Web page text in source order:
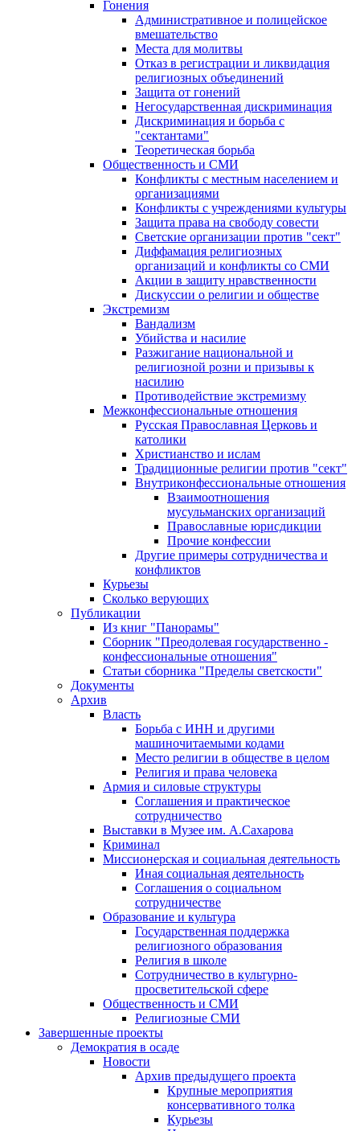
Гонения
Административное и полицейское
вмешательство
Места для молитвы
Отказ в регистрации и ликвидация
религиозных объединений
Защита от гонений
Негосударственная дискриминация
Дискриминация и борьба с
"сектантами"
Теоретическая борьба
Общественность и СМИ
Конфликты с местным населением и
организациями
Конфликты с учреждениями культуры
Защита права на свободу совести
Светские организации против "сект"
Диффамация религиозных
организаций и конфликты со СМИ
Акции в защиту нравственности
Дискуссии о религии и обществе
Экстремизм
Вандализм
Убийства и насилие
Разжигание национальной и
религиозной розни и призывы к
насилию
Противодействие экстремизму
Межконфессиональные отношения
Русская Православная Церковь и
католики
Христианство и ислам
Традиционные религии против "сект"
Внутриконфессиональные отношения
Взаимоотношения
мусульманских организаций
Православные юрисдикции
Прочие конфессии
Другие примеры сотрудничества и
конфликтов
Курьезы
Сколько верующих
Публикации
Из книг "Панорамы"
Сборник "Преодолевая государственно -
конфессиональные отношения"
Статьи сборника "Пределы светскости"
Документы
Архив
Власть
Борьба с ИНН и другими
машиночитаемыми кодами
Место религии в обществе в целом
Религия и права человека
Армия и силовые структуры
Соглашения и практическое
сотрудничество
Выставки в Музее им. А.Сахарова
Криминал
Миссионерская и социальная деятельность
Иная социальная деятельность
Соглашения о социальном
сотрудничестве
Образование и культура
Государственная поддержка
религиозного образования
Религия в школе
Сотрудничество в культурно-
просветительской сфере
Общественность и СМИ
Религиозные СМИ
Завершенные проекты
Демократия в осаде
Новости
Архив предыдущего проекта
Крупные мероприятия
консервативного толка
Курьезы